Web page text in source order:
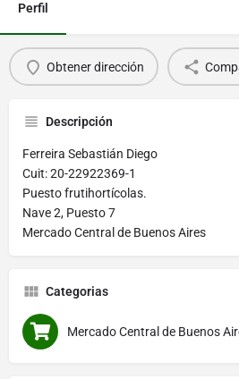
Perfil
Obtener dirección
Descripción
Ferreira Sebastián Diego
Cuit: 20-22922369-1
Puesto frutihortícolas.
Nave 2, Puesto 7
Mercado Central de Buenos Aires
Categorias
Mercado Central de Buenos